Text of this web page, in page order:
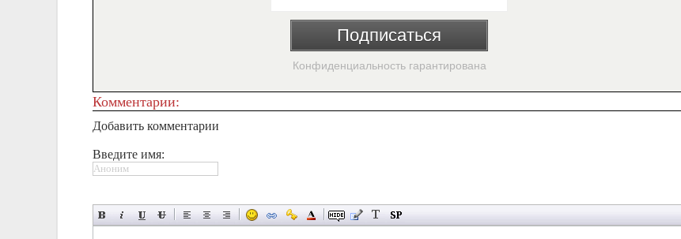
Подписаться
Конфиденциальность гарантирована
Комментарии:
Добавить комментарии
Введите имя: